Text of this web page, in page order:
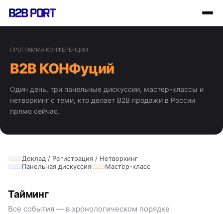
ПРОГРАММА КОНФЕРЕНЦИИ
B2B КОНФуций
Один день, три панельные дискуссии, мастер-классы и
нетворкинг с теми, кто делает B2B продажи в России
прямо сейчас.
Доклад / Регистрация / Нетворкинг
Панельная дискуссия
Мастер-класс
Тайминг
Все события — в хронологическом порядке